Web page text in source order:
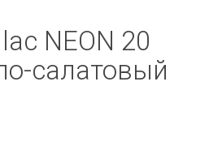
NEON 20
салатовый